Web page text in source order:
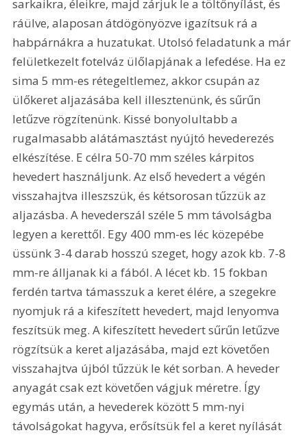
sarkaikra, éleikre, majd zárjuk le a töltőnyílást, és
ráülve, alaposan átdögönyözve igazítsuk rá a
habpárnákra a huzatukat. Utolsó feladatunk a már
felületkezelt fotelváz ülőlapjának a lefedése. Ha ez
sima 5 mm-es rétegeltlemez, akkor csupán az
ülőkeret aljazásába kell illesztenünk, és sűrűn
letűzve rögzítenünk. Kissé bonyolultabb a
rugalmasabb alátámasztást nyújtó hevederezés
elkészítése. E célra 50-70 mm széles kárpitos
hevedert használjunk. Az első hevedert a végén
visszahajtva illeszszük, és kétsorosan tűzzük az
aljazásba. A hevederszál széle 5 mm távolságba
legyen a kerettől. Egy 400 mm-es léc közepébe
üssünk 3-4 darab hosszú szeget, hogy azok kb. 7-8
mm-re álljanak ki a fából. A lécet kb. 15 fokban
ferdén tartva támasszuk a keret élére, a szegekre
nyomjuk rá a kifeszített hevedert, majd lenyomva
feszítsük meg. A kifeszített hevedert sűrűn letűzve
rögzítsük a keret aljazásába, majd ezt követően
visszahajtva újból tűzzük le két sorban. A heveder
anyagát csak ezt követően vágjuk méretre. Így
egymás után, a hevederek között 5 mm-nyi
távolságokat hagyva, erősítsük fel a keret nyílását